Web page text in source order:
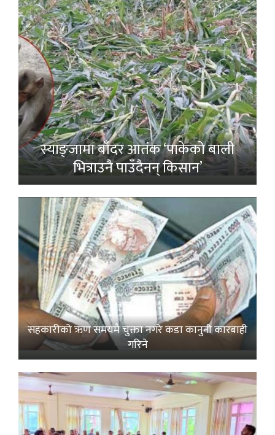
स्याङ्जामा बाँदर आतंक ‘पाकेको बाली
भित्राउनै पाउँदैनन् किसान’
सहकारीको ऋण समयमै चुक्ता नगरे कडा कानुनी कारबाही
गरिने